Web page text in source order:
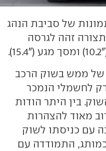
של סביבת הנהג
זהה לגרסה
של ממש בשוק הרכב
לחשמלי הנמכר
בין היתר הודות
מאוד להצהרות
עם כניסתו לשוק
התמודדה עם